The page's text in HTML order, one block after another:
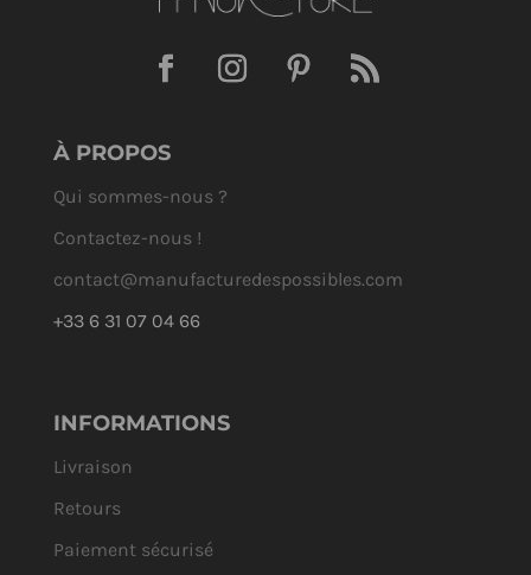
À PROPOS
Qui sommes-nous ?
Contactez-nous !
contact@manufacturedespossibles.com
+33 6 31 07 04 66
INFORMATIONS
Livraison
Retours
Paiement sécurisé